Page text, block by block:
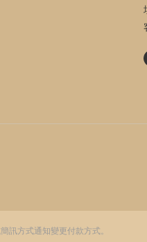
訊方式通知變更付款方式。